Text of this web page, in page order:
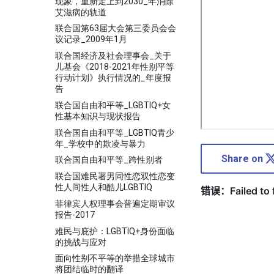
艾滋病的轨道
联合国第63届大会第三委员会会
议记录_2009年1月
联合国经济及社会理事会_关于
儿基会《2018-2021年性别平等
行动计划》执行情况的_年度报
告
联合国自由和平等_LGBTIQ+女
性基本知识与现状报告
联合国自由和平等_LGBTIQ青少
年_学校中的欺凌与暴力
联合国自由和平等_跨性别者
联合国难民署男同性恋双性恋变
性人间性人和酷儿LGBTIQ
菲律宾人权理事会普遍定期审议
报告-2017
难民与庇护：LGBTIQ+身份面临
的挑战与应对
面向性别不平等的举措全球城市
将团结临时的翻译
Share on